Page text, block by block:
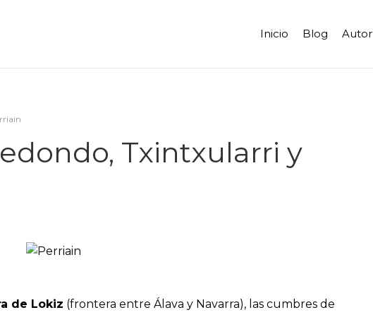
Inicio Blog Autor
Txintxularri y
de Lokiz (frontera entre Álava y Navarra), las cumbres de